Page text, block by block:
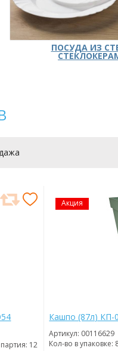
ПОСУДА ИЗ
12
Акция
Кашпо (87л) КП-
Артикул: 00116629
Кол-во в упаковке: